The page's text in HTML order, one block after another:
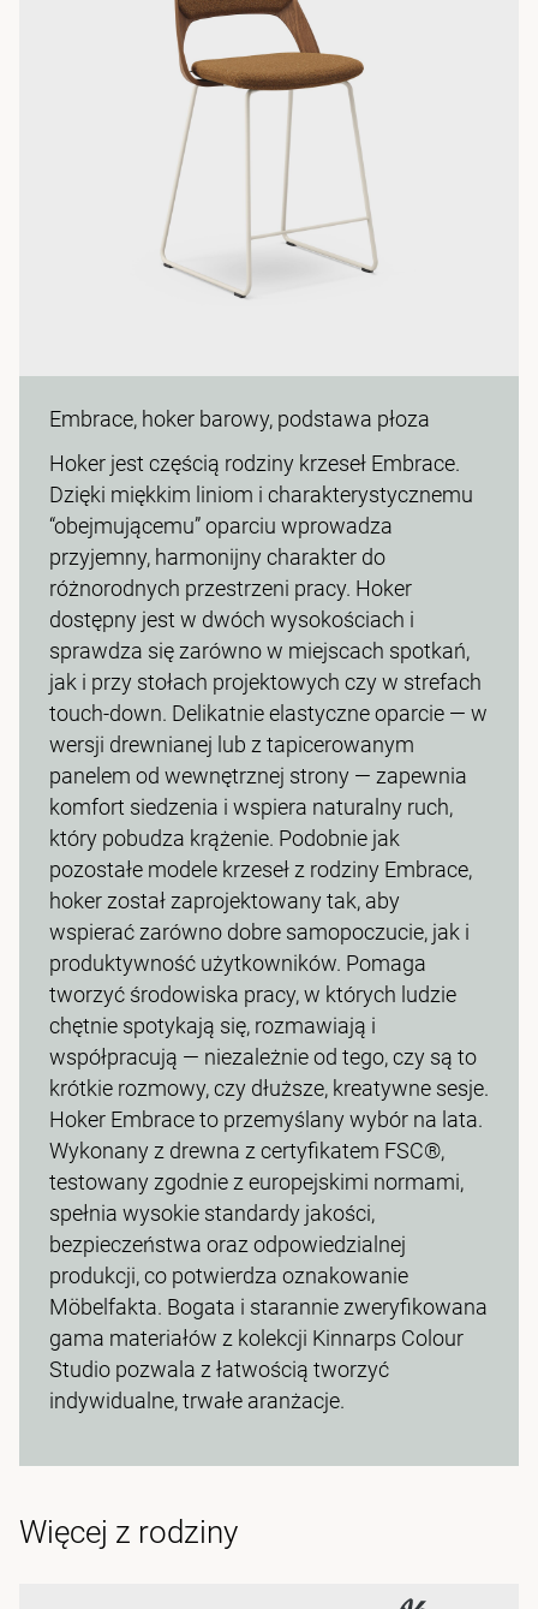
Embrace, hoker barowy, podstawa płoza
Hoker jest częścią rodziny krzeseł Embrace.
Dzięki miękkim liniom i charakterystycznemu
“obejmującemu” oparciu wprowadza
przyjemny, harmonijny charakter do
różnorodnych przestrzeni pracy. Hoker
dostępny jest w dwóch wysokościach i
sprawdza się zarówno w miejscach spotkań,
jak i przy stołach projektowych czy w strefach
touch-down. Delikatnie elastyczne oparcie — w
wersji drewnianej lub z tapicerowanym
panelem od wewnętrznej strony — zapewnia
komfort siedzenia i wspiera naturalny ruch,
który pobudza krążenie. Podobnie jak
pozostałe modele krzeseł z rodziny Embrace,
hoker został zaprojektowany tak, aby
wspierać zarówno dobre samopoczucie, jak i
produktywność użytkowników. Pomaga
tworzyć środowiska pracy, w których ludzie
chętnie spotykają się, rozmawiają i
współpracują — niezależnie od tego, czy są to
krótkie rozmowy, czy dłuższe, kreatywne sesje.
Hoker Embrace to przemyślany wybór na lata.
Wykonany z drewna z certyfikatem FSC®,
testowany zgodnie z europejskimi normami,
spełnia wysokie standardy jakości,
bezpieczeństwa oraz odpowiedzialnej
produkcji, co potwierdza oznakowanie
Möbelfakta. Bogata i starannie zweryfikowana
gama materiałów z kolekcji Kinnarps Colour
Studio pozwala z łatwością tworzyć
indywidualne, trwałe aranżacje.
Więcej z rodziny